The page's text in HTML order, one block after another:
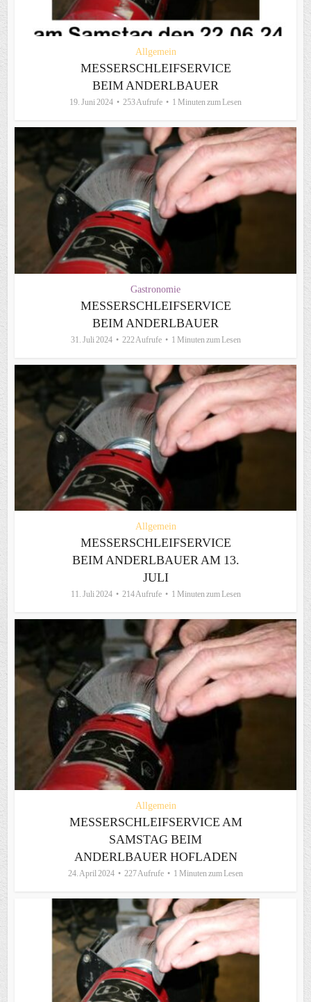
Allgemein
MESSERSCHLEIFSERVICE
BEIM ANDERLBAUER
19. Juni 2024 253 Aufrufe 1 Minuten zum Lesen
Gastronomie
MESSERSCHLEIFSERVICE
BEIM ANDERLBAUER
31. Juli 2024 222 Aufrufe 1 Minuten zum Lesen
Allgemein
MESSERSCHLEIFSERVICE
BEIM ANDERLBAUER AM 13.
JULI
11. Juli 2024 214 Aufrufe 1 Minuten zum Lesen
Allgemein
MESSERSCHLEIFSERVICE AM
SAMSTAG BEIM
ANDERLBAUER HOFLADEN
24. April 2024 227 Aufrufe 1 Minuten zum Lesen